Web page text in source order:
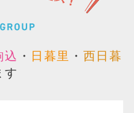
込 ・ 日暮里 ・ 西日暮
す